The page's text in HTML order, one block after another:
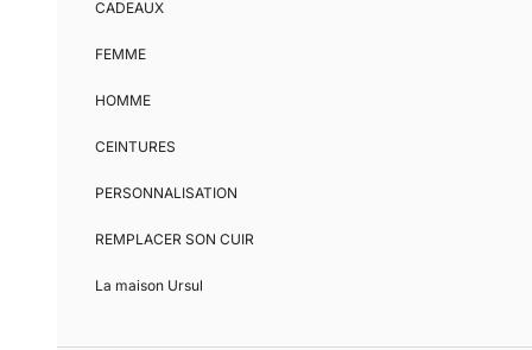
CADEAUX
FEMME
HOMME
CEINTURES
PERSONNALISATION
REMPLACER SON CUIR
La maison Ursul